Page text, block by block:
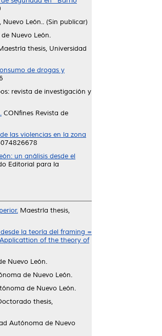
Nuevo León.. (Sin publicar)
Nuevo León.
thesis, Universidad
de drogas y
revista de investigación y
CONfines Revista de
las violencias en la zona
un análisis desde el
Editorial para la
Maestría thesis,
la teoría del framing =
of the theory of
Nuevo León.
de Nuevo León.
de Nuevo León.
thesis,
Autónoma de Nuevo